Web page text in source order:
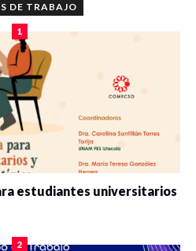
DE TRABAJO
1
estudiantes universitarios
2